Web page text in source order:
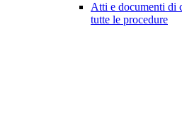
Atti e documenti di
tutte le procedure